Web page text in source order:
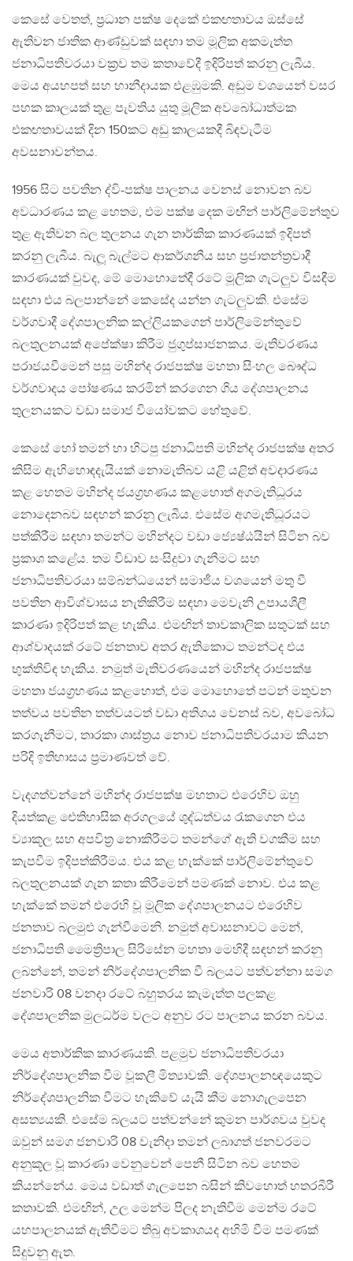
කෙසේ වෙතත්, ප්‍රධාන පක්ෂ දෙකේ එකඟතාවය ඔස්සේ
ඇතිවන ජාතික ආණ්ඩුවක් සඳහා තම මූලික අකමැත්ත
ජනාධිපතිවරයා වක්‍රව තම කතාවේදී ඉදිරිපත් කරනු ලැබීය.
මෙය අයහපත් සහ හානීදායක එළඹුමකි. අඩුම වශයෙන් වසර
පහක කාලයක් තුළ පැවතිය යුතු මූලික අවබෝධාත්මක
එකඟතාවයක් දින 150කට අඩු කාලයකදී බිඳවැටීම
අවසනාවන්තය.
1956 සිට පවතින ද්වි-පක්ෂ පාලනය වෙනස් නොවන බව
අවධාරණය කළ හෙතම, එම පක්ෂ දෙක මඟින් පාර්ලිමේන්තුව
තුළ ඇතිවන බල තුලනය ගැන තාර්කික කාරණයක් ඉදිපත්
කරනු ලැබීය. බැලූ බැල්මට ආකර්ශනීය සහ ප්‍රජාතන්ත්‍රවාදී
කාරණයක් වුවද, මේ මොහොතේදී රටේ මූලික ගැටලුව විසඳීම
සඳහා එය බලපාන්නේ කෙසේද යන්න ගැටලුවකි. එසේම
වර්ගවාදී දේශපාලනික කල්ලියකගෙන් පාර්ලිමේන්තුවේ
බලතුලනයක් අපේක්ෂා කිරීම ජුගුප්සාජනකය. මැතිවරණය
පරාජයවීමෙන් පසු මහින්ද රාජපක්ෂ මහතා සිංහල බෞද්ධ
වර්ගවාදය පෝෂණය කරමින් කරගෙන ගිය දේශපාලනය
තුලනයකට වඩා සමාජ වියෝවකට හේතුවේ.
කෙසේ හෝ තමන් හා හිටපු ජනාධිපති මහින්ද රාජපක්ෂ අතර
කිසිම ඇහිහොඳදැයියක් නොමැතිබව යළි යළිත් අවදාරණය
කළ හෙතම මහින්ද ජයග්‍රහණය කළහොත් අගමැතිධූරය
නොදෙනබව සඳහන් කරනු ලැබීය. එසේම අගමැතිධූරයට
පත්කිරීම සඳහා තමන්ට මහින්දට වඩා ජ්‍යෙෂ්ඨයින් සිටින බව
ප්‍රකාශ කළේය. තම විඩාව සංසිදුවා ගැනීමට සහ
ජනාධිපතිවරයා සම්බන්ධයෙන් සමාජීය වශයෙන් මතු වී
පවතින ආවිශ්වාසය නැතිකිරීම සඳහා මෙවැනි උපායශීලී
කාරණා ඉදිරිපත් කළ හැකිය. එමඟින් තාවකාලික සතුටක් සහ
ආශ්වාදයක් රටේ ජනතාව අතර ඇතිකොට තමන්ටද එය
භුක්තිවිඳ හැකිය. නමුත් මැතිවරණයෙන් මහින්ද රාජපක්ෂ
මහතා ජයග්‍රහණය කළහොත්, එම මොහොතේ පටන් මතුවන
තත්වය පවතින තත්වයටත් වඩා අතිශය වෙනස් බව, අවබෝධ
කරගැනීමට, තාරකා ශාස්ත්‍රය නොව ජනාධිපතිවරයාම කියන
පරිදි ඉතිහාසය ප්‍රමාණවත් වේ.
වැදගත්වන්නේ මහින්ද රාජපක්ෂ මහතාට එරෙහිව ඔහු
දියත්කළ ඓතිහාසික අරගලයේ ශුද්ධත්වය රැකගෙන එය
ව්‍යාකූල සහ අපවිත්‍ර නොකිරීමට තමන්ගේ ඇති වගකීම සහ
කැපවීම ඉදිපත්කිරීමය. එය කළ හැක්කේ පාර්ලිමේන්තුවේ
බලතුලනයක් ගැන කතා කිරීමෙන් පමණක් නොව. එය කළ
හැක්කේ තමන් එරෙහි වූ මූලික දේශපාලනයට එරෙහිව
ජනතාව බලමුළු ගැන්වීමෙනි. නමුත් අවාසනාවට මෙන්,
ජනාධිපති මෛත්‍රිපාල සිරිසේන මහතා මෙහිදී සඳහන් කරනු
ලබන්නේ, තමන් නිර්දේශපාලනික වී බලයට පත්වන්නා සමග
ජනවාරි 08 වනදා රටේ බහුතරය කැමැත්ත පලකළ
දේශපාලනික මුලධර්ම වලට අනුව රට පාලනය කරන බවය.
මෙය අතාර්කික කාරණයකි. පළමුව ජනාධිපතිවරයා
නිර්දේශපාලනික වීම වූකලී මිත්‍යාවකි. දේශපාලනඥයෙකුට
නිර්දේශපාලනික වීමට හැකිවේ යැයි කීම නොගැලපෙන
අසත්‍යයකි. එසේම බලයට පත්වන්නේ කුමන පාර්ශවය වුවද
ඔවුන් සමග ජනවාරි 08 වැනිදා තමන් ලබාගත් ජනවරමට
අනුකූල වූ කාරණා වෙනුවෙන් පෙනී සිටින බව හෙතම
කියන්නේය. මෙය වඩාත් ගැලපෙන බසින් කිවහොත් හතරබීරී
කතාවකි. එමඟින්, උල මෙන්ම පිලද නැතිවීම මෙන්ම රටේ
යහපාලනයක් ඇතිවීමට තිබු අවකාශයද අහිමි වීම පමණක්
සිදුවනු ඇත.